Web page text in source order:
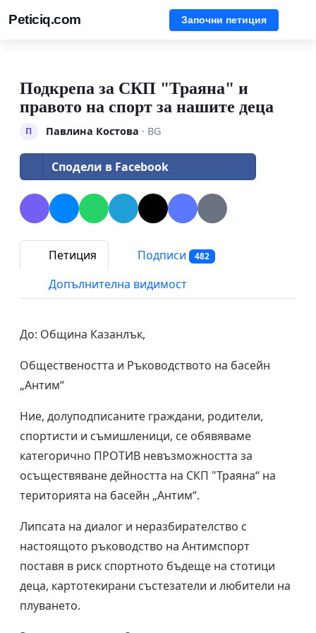
Peticiq.com Започни петиция
Подкрепа за СКП "Траяна" и
правото на спорт за нашите деца
П Павлина Костова · BG
Сподели в Facebook
Петиция Подписи 482
Допълнителна видимост
До: Община Казанлък,
Обществеността и Ръководството на басейн
„Антим“
Ние, долуподписаните граждани, родители,
спортисти и съмишленици, се обявяваме
категорично ПРОТИВ невъзможността за
осъществяване дейността на СКП "Траяна“ на
територията на басейн „Антим“.
Липсата на диалог и неразбирателство с
настоящото ръководство на Антимспорт
поставя в риск спортното бъдеще на стотици
деца, картотекирани състезатели и любители на
плуването.